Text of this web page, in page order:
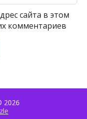
сайта в этом
комментариев
2026